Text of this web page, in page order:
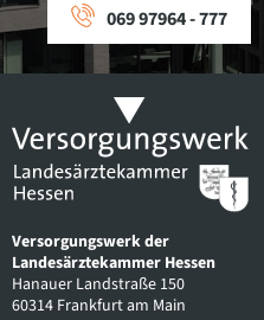
069 97964 - 777
Versorgungswerk der
Landesärztekammer Hessen
Hanauer Landstraße 150
60314 Frankfurt am Main